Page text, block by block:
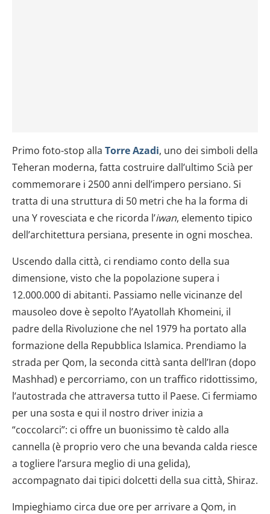
Primo foto-stop alla Torre Azadi, uno dei simboli della
Teheran moderna, fatta costruire dall’ultimo Scià per
commemorare i 2500 anni dell’impero persiano. Si
tratta di una struttura di 50 metri che ha la forma di
una Y rovesciata e che ricorda l’iwan, elemento tipico
dell’architettura persiana, presente in ogni moschea.
Uscendo dalla città, ci rendiamo conto della sua
dimensione, visto che la popolazione supera i
12.000.000 di abitanti. Passiamo nelle vicinanze del
mausoleo dove è sepolto l’Ayatollah Khomeini, il
padre della Rivoluzione che nel 1979 ha portato alla
formazione della Repubblica Islamica. Prendiamo la
strada per Qom, la seconda città santa dell’Iran (dopo
Mashhad) e percorriamo, con un traffico ridottissimo,
l’autostrada che attraversa tutto il Paese. Ci fermiamo
per una sosta e qui il nostro driver inizia a
“coccolarci”: ci offre un buonissimo tè caldo alla
cannella (è proprio vero che una bevanda calda riesce
a togliere l’arsura meglio di una gelida),
accompagnato dai tipici dolcetti della sua città, Shiraz.
Impieghiamo circa due ore per arrivare a Qom, in